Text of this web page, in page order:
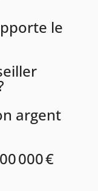
le
argent
000 €